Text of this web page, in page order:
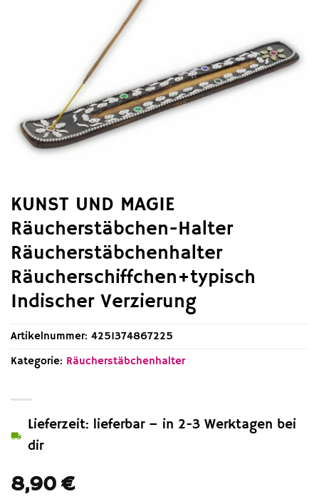
KUNST UND MAGIE
Räucherstäbchen-Halter
Räucherstäbchenhalter
Räucherschiffchen+typisch
Indischer Verzierung
8,90€
Lieferzeit: lieferbar – in 2-3 Werktagen bei
dir
Artikelnummer: 4251374867225
Kategorie: Räucherstäbchenhalter